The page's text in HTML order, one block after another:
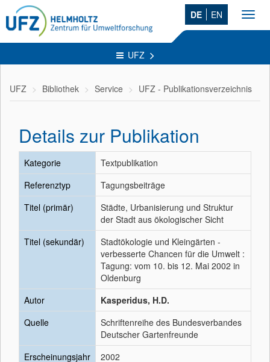
DE EN
UFZ
UFZ Bibliothek Service UFZ - Publikationsverzeichnis
Details zur Publikation
Kategorie
Textpublikation
Referenztyp
Tagungsbeiträge
Titel (primär)
Städte, Urbanisierung und Struktur
der Stadt aus ökologischer Sicht
Titel (sekundär)
Stadtökologie und Kleingärten -
verbesserte Chancen für die Umwelt :
Tagung: vom 10. bis 12. Mai 2002 in
Oldenburg
Autor
Kasperidus, H.D.
Quelle
Schriftenreihe des Bundesverbandes
Deutscher Gartenfreunde
Erscheinungsjahr
2002